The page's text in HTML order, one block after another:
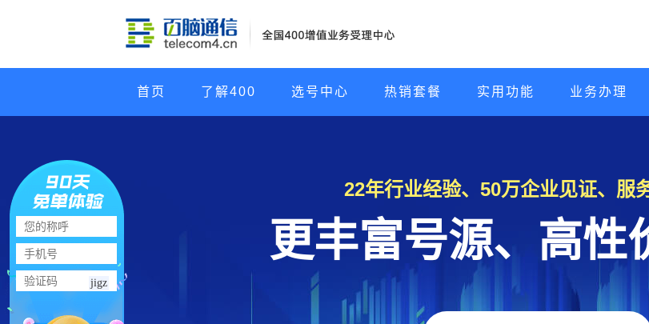
首页 了解400 选号中心 热销套餐 实用功能 业务办理
22年行业经验、50万企业见证、服
更丰富号源、高性
jigz